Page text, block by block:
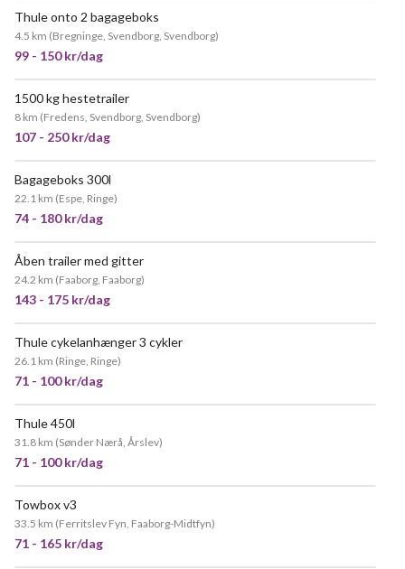
Thule onto 2 bagageboks
4.5 km (Bregninge, Svendborg, Svendborg)
99 - 150 kr/dag
1500 kg hestetrailer
8 km (Fredens, Svendborg, Svendborg)
107 - 250 kr/dag
Bagageboks 300l
22.1 km (Espe, Ringe)
74 - 180 kr/dag
Åben trailer med gitter
24.2 km (Faaborg, Faaborg)
143 - 175 kr/dag
Thule cykelanhænger 3 cykler
26.1 km (Ringe, Ringe)
71 - 100 kr/dag
Thule 450l
31.8 km (Sønder Nærå, Årslev)
71 - 100 kr/dag
Towbox v3
33.5 km (Ferritslev Fyn, Faaborg-Midtfyn)
71 - 165 kr/dag